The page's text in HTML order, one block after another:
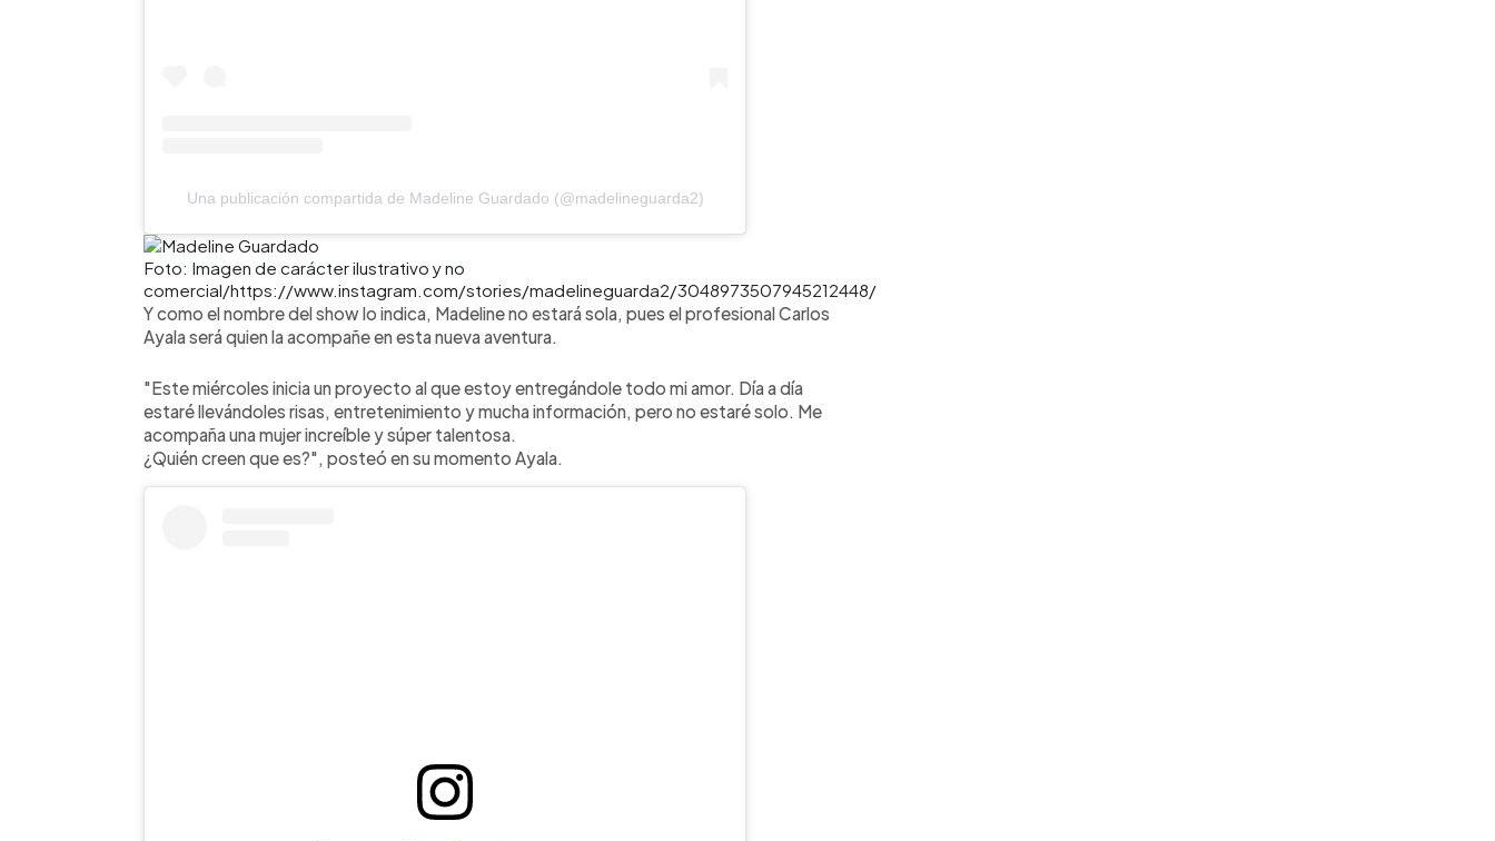
Una publicación compartida de Madeline Guardado (@madelineguarda2)
Foto: Imagen de carácter ilustrativo y no
comercial/https://www.instagram.com/stories/madelineguarda2/3048973507945212448/
Y como el nombre del show lo indica, Madeline no estará sola, pues el profesional Carlos
Ayala será quien la acompañe en esta nueva aventura.
"Este miércoles inicia un proyecto al que estoy entregándole todo mi amor. Día a día
estaré llevándoles risas, entretenimiento y mucha información, pero no estaré solo. Me
acompaña una mujer increíble y súper talentosa.
¿Quién creen que es?", posteó en su momento Ayala.